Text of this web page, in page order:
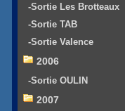
-Sortie Les Brotteaux
-Sortie TAB
-Sortie Valence
2006
-Sortie OULIN
2007